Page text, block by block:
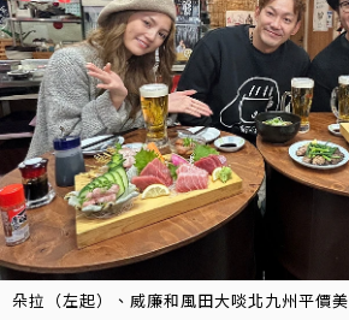
朵拉（左起）、威廉和風田大啖北九州平價